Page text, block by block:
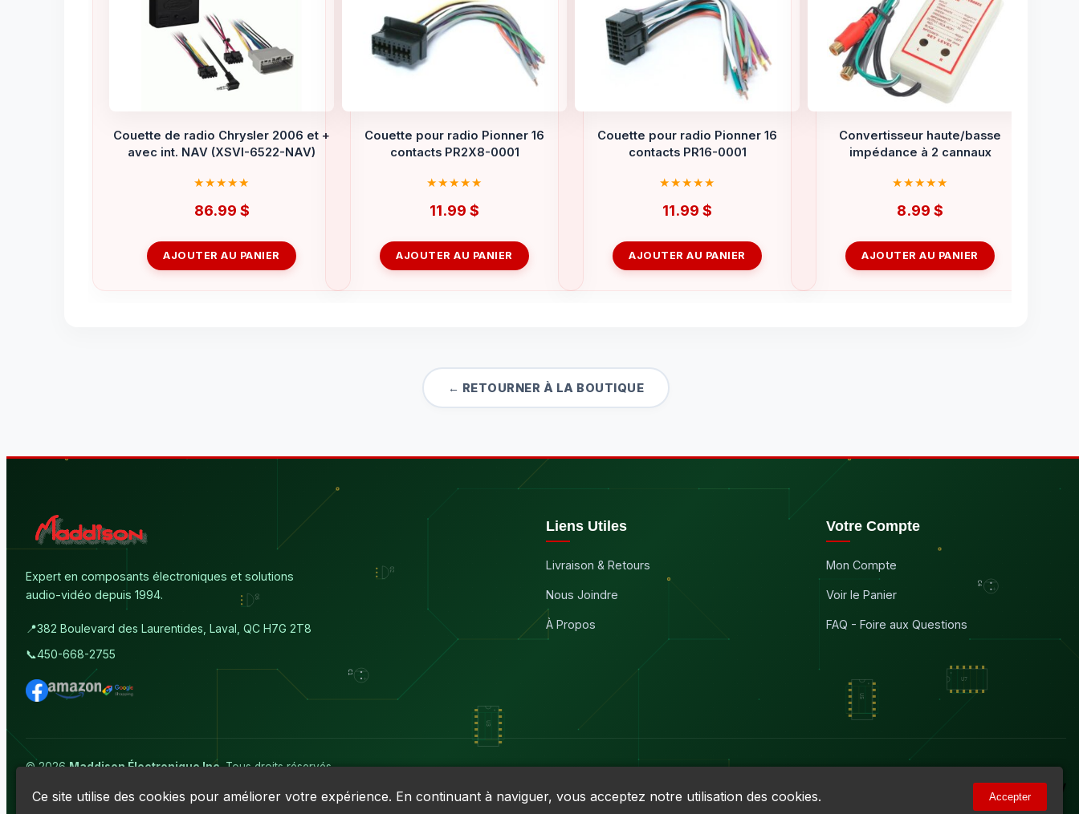
Couette de radio Chrysler 2006 et +
avec int. NAV (XSVI-6522-NAV)
86.99 $
AJOUTER AU PANIER
Couette pour radio Pionner 16
contacts PR2X8-0001
11.99 $
AJOUTER AU PANIER
Couette pour radio Pionner 16
contacts PR16-0001
11.99 $
AJOUTER AU PANIER
Convertisseur haute/basse
impédance à 2 cannaux
8.99 $
AJOUTER AU PANIER
← RETOURNER À LA BOUTIQUE
Expert en composants électroniques et solutions
audio-vidéo depuis 1994.
📍382 Boulevard des Laurentides, Laval, QC H7G 2T8
📞450-668-2755
Liens Utiles
Livraison & Retours
Nous Joindre
À Propos
Votre Compte
Mon Compte
Voir le Panier
FAQ - Foire aux Questions
© 2026Maddison Électronique Inc.Tous droits réservés.
Conditions d'utilisation
Ce site utilise des cookies pour améliorer votre expérience. En continuant à naviguer, vous acceptez notre utilisation des cookies. Accepter